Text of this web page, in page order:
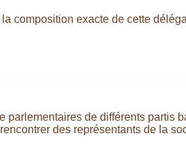
composition exacte de cette
de différents partis
des représentants de la